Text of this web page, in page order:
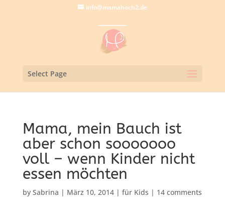
info@mamahoch2.de
Select Page
Mama, mein Bauch ist
aber schon sooooooo
voll – wenn Kinder nicht
essen möchten
by Sabrina | März 10, 2014| für Kids | 14 comments